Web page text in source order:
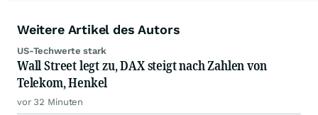
Weitere Artikel des Autors
US-Techwerte stark
Wall Street legt zu, DAX steigt nach Zahlen von
Telekom, Henkel
vor 32 Minuten